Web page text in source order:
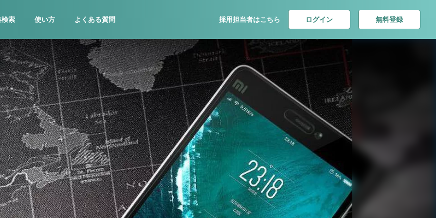
検索 使い方 よくある質問 採用担当者はこちら ログイン 無料登録